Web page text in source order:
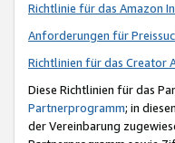
Richtlinie für das Amazon
Anforderungen für
Richtlinien für das Creator
Diese Richtlinien für das
Partnerprogramm; in
der Vereinbarung